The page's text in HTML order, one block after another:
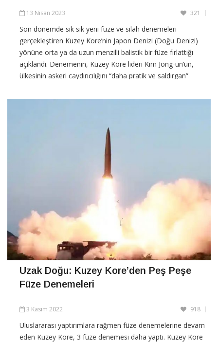
13 Nisan 2023 321
Son dönemde sık sık yeni füze ve silah denemeleri
gerçekleştiren Kuzey Kore’nin Japon Denizi (Doğu Denizi)
yönüne orta ya da uzun menzilli balistik bir füze fırlattığı
açıklandı. Denemenin, Kuzey Kore lideri Kim Jong-un’un,
ülkesinin askeri caydırıcılığını “daha pratik ve saldırgan”
Uzak Doğu: K uzey Kore’den Peş Peşe
Füze Denemeleri
3 Kasım 2022 918
Uluslararası yaptırımlara rağmen füze denemelerine devam
eden Kuzey Kore, 3 füze denemesi daha yaptı. Kuzey Kore